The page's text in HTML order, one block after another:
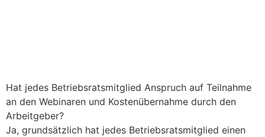
Hat jedes Betriebsratsmitglied Anspruch auf Teilnahme
an den Webinaren und Kostenübernahme durch den
Arbeitgeber?
Ja, grundsätzlich hat jedes Betriebsratsmitglied einen